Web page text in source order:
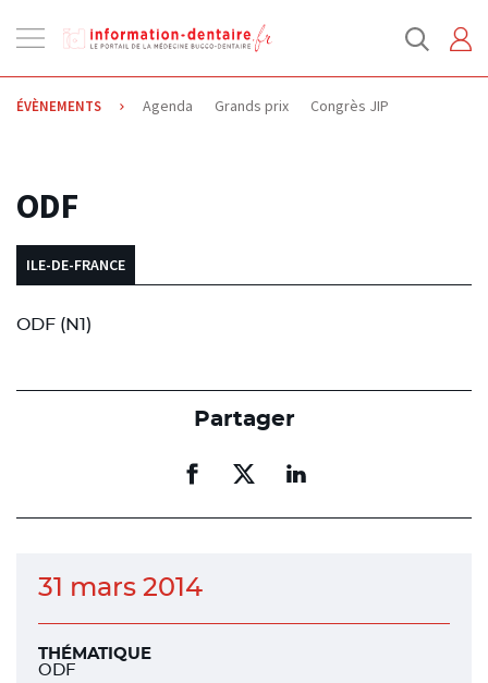
la
navigation
ÉVÈNEMENTS Agenda Grands prix Congrès JIP
19.03.2014
ODF
ILE-DE-FRANCE
ODF (N1)
Partager
Partager
facebook
Partager
facebook
Partager
linkedin
31 mars 2014
THÉMATIQUE
ODF